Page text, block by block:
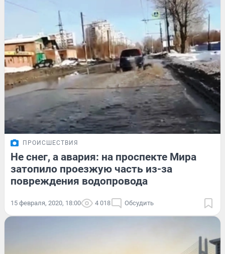
ПРОИСШЕСТВИЯ
Не снег, а авария: на проспекте Мира
затопило проезжую часть из-за
повреждения водопровода
15 февраля, 2020, 18:00 4 018 Обсудить